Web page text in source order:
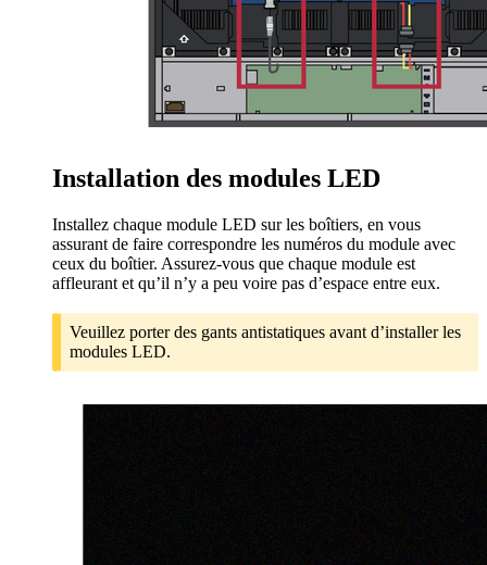
Installation des modules LED
Installez chaque module LED sur les boîtiers, en vous
assurant de faire correspondre les numéros du module avec
ceux du boîtier. Assurez-vous que chaque module est
affleurant et qu’il n’y a peu voire pas d’espace entre eux.
Veuillez porter des gants antistatiques avant d’installer les
modules LED.